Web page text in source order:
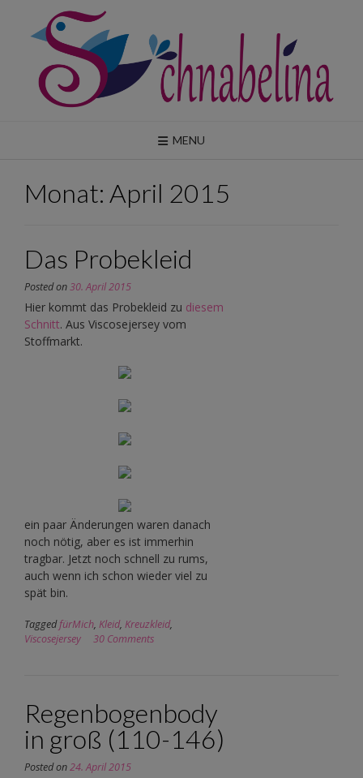
content
MENU
Monat: April 2015
Das Probekleid
Posted on30. April 2015
Hier kommt das Probekleid zu diesem
Schnitt. Aus Viscosejersey vom
Stoffmarkt.
ein paar Änderungen waren danach
noch nötig, aber es ist immerhin
tragbar. Jetzt noch schnell zu rums,
auch wenn ich schon wieder viel zu
spät bin.
TaggedfürMich, Kleid, Kreuzkleid,
Viscosejersey
30 Comments
Regenbogenbody
in groß (110-146)
Posted on24. April 2015